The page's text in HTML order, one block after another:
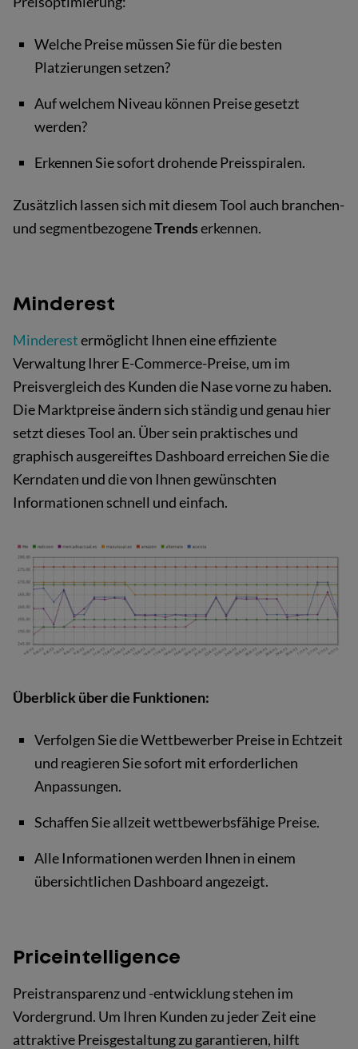
Welche Preise müssen Sie für die besten
Platzierungen setzen?
Auf welchem Niveau können Preise gesetzt
werden?
Erkennen Sie sofort drohende Preisspiralen.
Zusätzlich lassen sich mit diesem Tool auch branchen-
und segmentbezogeneTrendserkennen.
Minderest
Minderestermöglicht Ihnen eine effiziente
Verwaltung Ihrer E-Commerce-Preise, um im
Preisvergleich des Kunden die Nase vorne zu haben.
Die Marktpreise ändern sich ständig und genau hier
setzt dieses Tool an. Über sein praktisches und
graphisch ausgereiftes Dashboard erreichen Sie die
Kerndaten und die von Ihnen gewünschten
Informationen schnell und einfach.
Überblick über die Funktionen:
Verfolgen Sie die Wettbewerber Preise in Echtzeit
und reagieren Sie sofort mit erforderlichen
Anpassungen.
Schaffen Sie allzeit wettbewerbsfähige Preise.
Alle Informationen werden Ihnen in einem
übersichtlichen Dashboard angezeigt.
Priceintelligence
Preistransparenz und -entwicklung stehen im
Vordergrund. Um Ihren Kunden zu jeder Zeit eine
attraktive Preisgestaltung zu garantieren, hilft